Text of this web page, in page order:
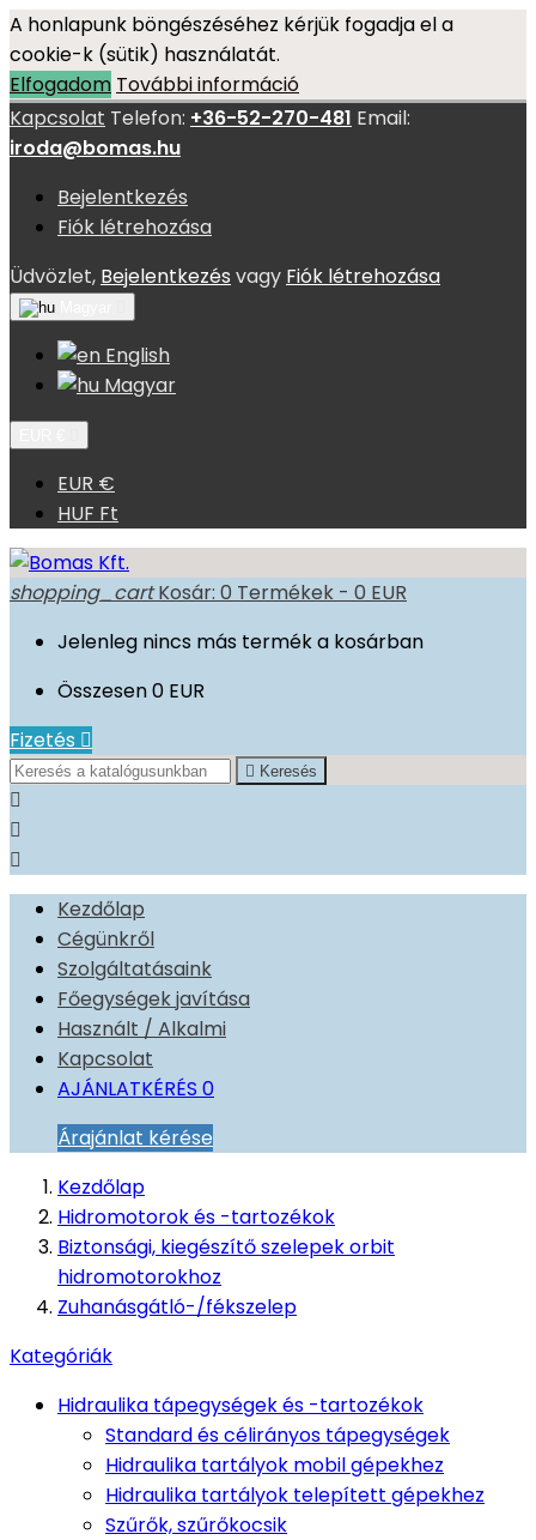
A honlapunk böngészéséhez kérjük fogadja el a
cookie-k (sütik) használatát.
Elfogadom További információ
Kapcsolat Telefon: +36-52-270-481 Email:
iroda@bomas.hu
Bejelentkezés
Fiók létrehozása
Üdvözlet, Bejelentkezés vagy Fiók létrehozása
English
Magyar
EUR €
HUF Ft
shopping_cart Kosár: 0 Termékek - 0 EUR
Jelenleg nincs más termék a kosárban
Összesen0 EUR
Fizetés 
 Keresés



Kezdőlap
Cégünkről
Szolgáltatásaink
Főegységek javítása
Használt / Alkalmi
Kapcsolat
AJÁNLATKÉRÉS 0
Árajánlat kérése
Kezdőlap
Hidromotorok és -tartozékok
Biztonsági, kiegészítő szelepek orbit
hidromotorokhoz
Zuhanásgátló-/fékszelep
Kategóriák
Hidraulika tápegységek és -tartozékok
Standard és célirányos tápegységek
Hidraulika tartályok mobil gépekhez
Hidraulika tartályok telepített gépekhez
Szűrők, szűrőkocsik